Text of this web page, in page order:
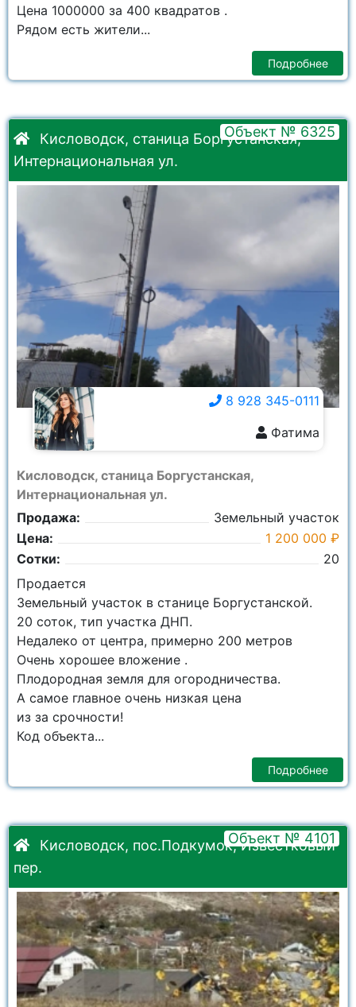
Цена 1000000 за 400 квадратов .
Рядом есть жители...
Подробнее
Кисловодск, станица Боргустанская,
Интернациональная ул.
Объект № 6325
Кисловодск, станица Боргустанская,
Интернациональная ул.
Продажа:
Земельный участок
Цена:
1 200 000 ₽
Сотки:
20
8 928 345-0111
Фатима
Продается
Земельный участок в станице Боргустанской.
20 соток, тип участка ДНП.
Недалеко от центра, примерно 200 метров
Очень хорошее вложение .
Плодородная земля для огородничества.
А самое главное очень низкая цена
из за срочности!
Код объекта...
Подробнее
Кисловодск, пос.Подкумок, Известковый
пер.
Объект № 4101